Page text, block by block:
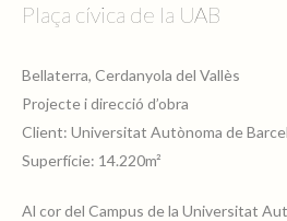
Plaça cívica de la UAB
Bellaterra, Cerdanyola del Vallès
Projecte i direcció d’obra
Client: Universitat Autònoma de
Superfície: 14.220m²
Al cor del Campus de la Universitat